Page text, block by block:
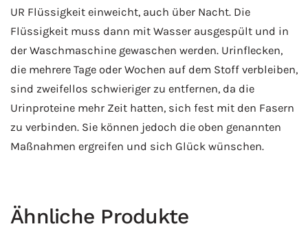
UR Flüssigkeit einweicht, auch über Nacht. Die
Flüssigkeit muss dann mit Wasser ausgespült und in
der Waschmaschine gewaschen werden. Urinflecken,
die mehrere Tage oder Wochen auf dem Stoff verbleiben,
sind zweifellos schwieriger zu entfernen, da die
Urinproteine mehr Zeit hatten, sich fest mit den Fasern
zu verbinden. Sie können jedoch die oben genannten
Maßnahmen ergreifen und sich Glück wünschen.
Ähnliche Produkte